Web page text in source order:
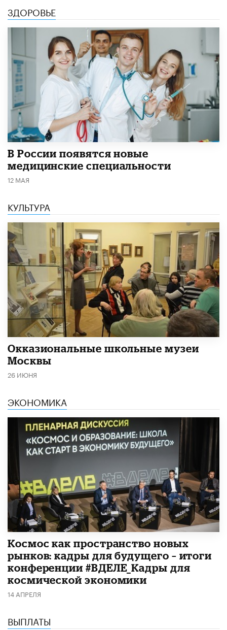
ЗДОРОВЬЕ
В России появятся новые
медицинские специальности
12 МАЯ
КУЛЬТУРА
​Окказиональные школьные музеи
Москвы
26 ИЮНЯ
ЭКОНОМИКА
Космос как пространство новых
рынков: кадры для будущего – итоги
конференции #ВДЕЛЕ_Кадры для
космической экономики
14 АПРЕЛЯ
ВЫПЛАТЫ